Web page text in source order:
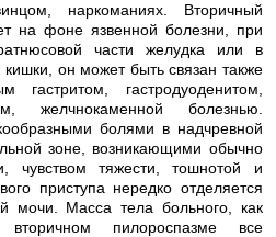
наркоманиях. Вторичный
на фоне язвенной болезни, при
части желудка или в
он может быть связан также
гастритом, гастродуоденитом,
желчнокаменной болезнью.
болями в надчревной
зоне, возникающими обычно
чувством тяжести, тошнотой и
приступа нередко отделяется
мочи. Масса тела больного, как
пилороспазме все